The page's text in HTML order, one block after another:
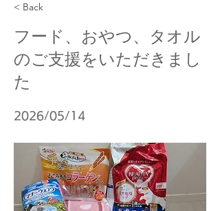
< Back
フード、おやつ、タオル
のご支援をいただきまし
た
2026/05/14